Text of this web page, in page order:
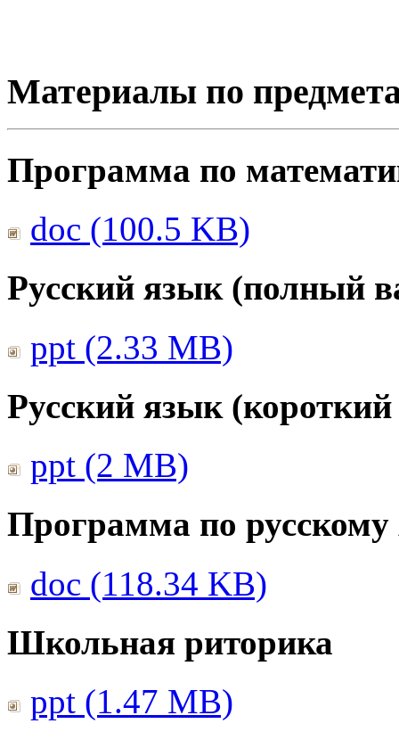
Материалы по
Программа по
doc (100.5 KB)
Русский язык (полный
ppt (2.33 MB)
Русский язык
ppt (2 MB)
Программа по русскому
doc (118.34 KB)
Школьная риторика
ppt (1.47 MB)